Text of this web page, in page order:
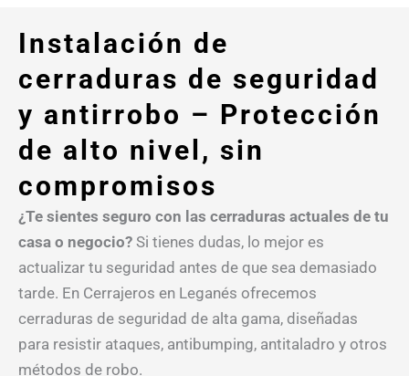
Instalación de
cerraduras de seguridad
y antirrobo – Protección
de alto nivel, sin
compromisos
¿Te sientes seguro con las cerraduras actuales de tu
casa o negocio? Si tienes dudas, lo mejor es
actualizar tu seguridad antes de que sea demasiado
tarde. En Cerrajeros en Leganés ofrecemos
cerraduras de seguridad de alta gama, diseñadas
para resistir ataques, antibumping, antitaladro y otros
métodos de robo.